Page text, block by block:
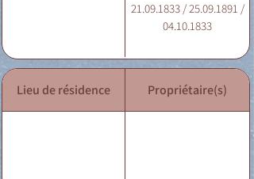
21.09.1833 / 25.09.1891 /
04.10.1833
Lieu de résidence Propriétaire(s)